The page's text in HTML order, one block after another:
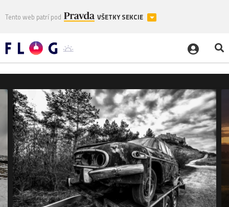
Tento web patrí pod VŠETKY SEKCIE